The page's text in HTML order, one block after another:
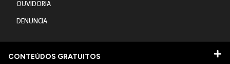
OUVIDORIA
DENUNCIA
CONTEÚDOS GRATUITOS